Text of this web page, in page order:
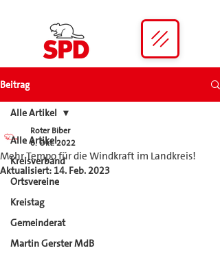
Beitrag
Alle Artikel
Kreisverband
Ortsvereine
Kreistag
Gemeinderat
Martin Gerster MdB
Alle Artikel
Mehr Tempo für die Windkraft im Landkreis!
Roter Biber
6. Okt. 2022
Aktualisiert: 14. Feb. 2023